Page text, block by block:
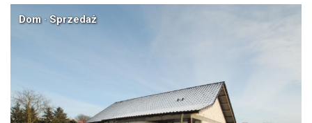
Dom · Sprzedaż